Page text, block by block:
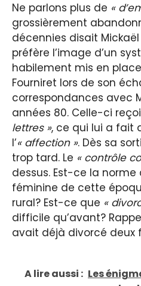
Ne parlons plus de «
grossièrement
décennies disait Mickaël
préfère l’image d’un
habilement mis en
Fourniret lors de son
correspondances avec
années 80. Celle-ci
lettres », ce qui lui a fait
l’« affection ». Dès sa
trop tard. Le « contrôle
dessus. Est-ce la
féminine de cette
rural? Est-ce que «
difficile qu’avant?
avait déjà divorcé deux
A lire aussi : Les